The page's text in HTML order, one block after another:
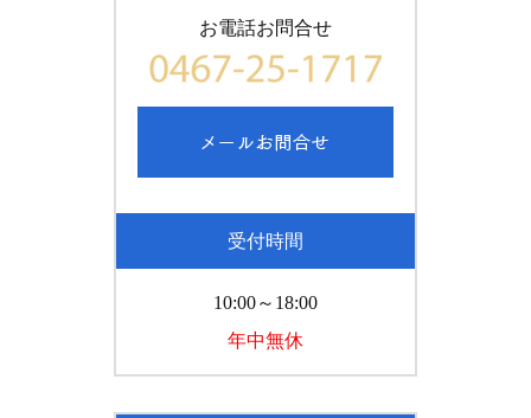
お電話お問合せ
受付時間
10:00～18:00
年中無休